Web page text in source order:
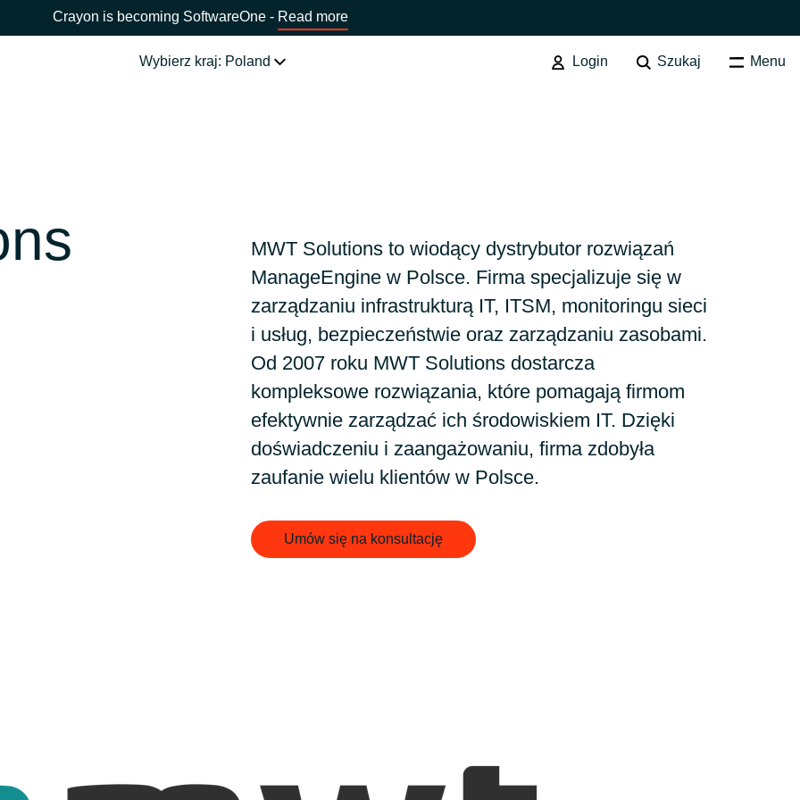
Crayon is becoming SoftwareOne - Read more
Wybierz kraj: Poland Login Szukaj Menu
Australia
Czechia
Finland
Hungary
Indonesia
Singapore Spain
Data and AI Solutions
MWT Solutions to wiodący dystrybutor rozwiązań
ManageEngine w Polsce. Firma specjalizuje się w
zarządzaniu infrastrukturą IT, ITSM, monitoringu sieci
i usług, bezpieczeństwie oraz zarządzaniu zasobami.
Od 2007 roku MWT Solutions dostarcza
kompleksowe rozwiązania, które pomagają firmom
efektywnie zarządzać ich środowiskiem IT. Dzięki
doświadczeniu i zaangażowaniu, firma zdobyła
zaufanie wielu klientów w Polsce.
Umów się na konsultację